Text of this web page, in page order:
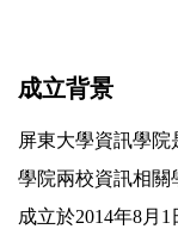
成立背景
屏東大學資訊學
學院兩校資訊相關
成立於2014年8月